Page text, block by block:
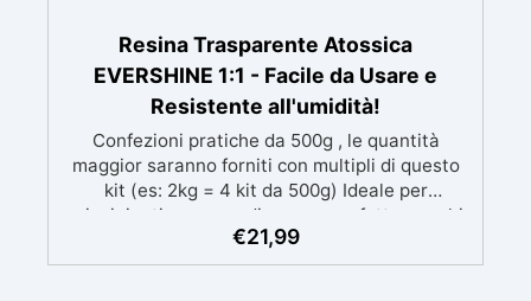
Resina Trasparente Atossica
EVERSHINE 1:1 - Facile da Usare e
Resistente all'umidità!
Confezioni pratiche da 500g , le quantità
maggior saranno forniti con multipli di questo
kit (es: 2kg = 4 kit da 500g) Ideale per
principianti: a prova di errore, perfetta per chi
inizia. Sempre lucida: garantisce una finitura
brillante e uniforme in ogni condizione.
€21,99